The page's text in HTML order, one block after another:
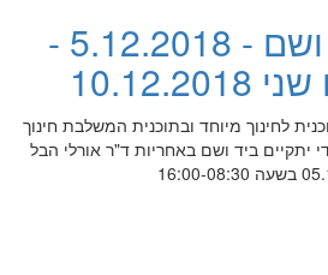
יום עיון ביד ושם - 5.12.2018 -
לחינוך מיוחד ובתוכנית המשלבת חינוך
יתקיים ביד ושם באחריות ד"ר אורלי הבל
08:30